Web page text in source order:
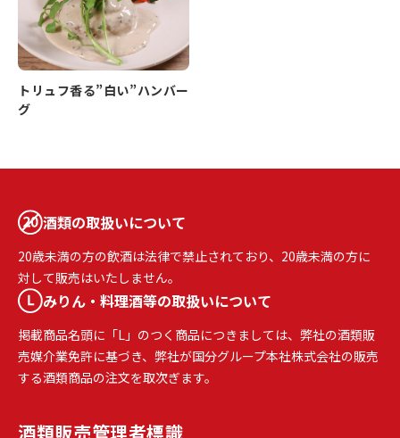
トリュフ香る”白い”ハンバー
グ
酒類の取扱いについて
20歳未満の方の飲酒は法律で禁止されており、20歳未満の方に
対して販売はいたしません。
みりん・料理酒等の取扱いについて
掲載商品名頭に「L」のつく商品につきましては、弊社の酒類販
売媒介業免許に基づき、弊社が国分グループ本社株式会社の販売
する酒類商品の注文を取次ぎます。
酒類販売管理者標識